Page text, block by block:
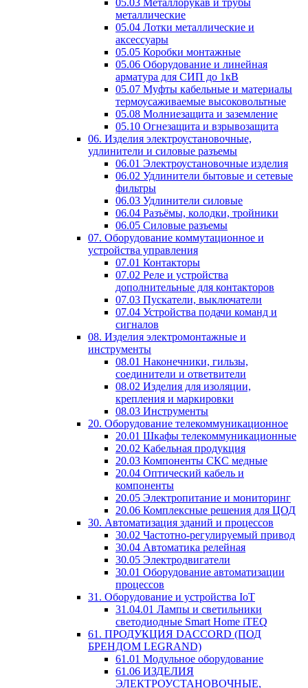
металлические
05.04 Лотки металлические и
аксессуары
05.05 Коробки монтажные
05.06 Оборудование и линейная
арматура для СИП до 1кВ
05.07 Муфты кабельные и материалы
термоусаживаемые высоковольтные
05.08 Молниезащита и заземление
05.10 Огнезащита и взрывозащита
06. Изделия электроустановочные,
удлинители и силовые разъемы
06.01 Электроустановочные изделия
06.02 Удлинители бытовые и сетевые
фильтры
06.03 Удлинители силовые
06.04 Разъёмы, колодки, тройники
06.05 Силовые разъемы
07. Оборудование коммутационное и
устройства управления
07.01 Контакторы
07.02 Реле и устройства
дополнительные для контакторов
07.03 Пускатели, выключатели
07.04 Устройства подачи команд и
сигналов
08. Изделия электромонтажные и
инструменты
08.01 Наконечники, гильзы,
соединители и ответвители
08.02 Изделия для изоляции,
крепления и маркировки
08.03 Инструменты
20. Оборудование телекоммуникационное
20.01 Шкафы телекоммуникационные
20.02 Кабельная продукция
20.03 Компоненты СКС медные
20.04 Оптический кабель и
компоненты
20.05 Электропитание и мониторинг
20.06 Комплексные решения для ЦОД
30. Автоматизация зданий и процессов
30.02 Частотно-регулируемый привод
30.04 Автоматика релейная
30.05 Электродвигатели
30.01 Оборудование автоматизации
процессов
31. Оборудование и устройства IoT
31.04.01 Лампы и светильники
светодиодные Smart Home iTEQ
61. ПРОДУКЦИЯ DACCORD (ПОД
БРЕНДОМ LEGRAND)
61.01 Модульное оборудование
61.06 ИЗДЕЛИЯ
ЭЛЕКТРОУСТАНОВОЧНЫЕ,